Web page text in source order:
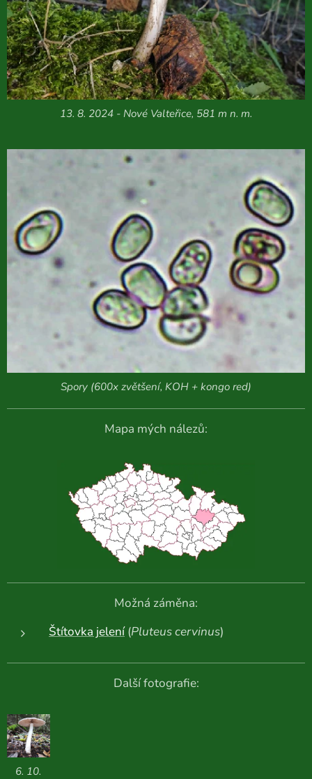
13. 8. 2024 - Nové Valteřice, 581 m n. m.
Spory (600x zvětšení, KOH + kongo red)
Mapa mých nálezů:
Možná záměna:
Štítovka jelení(Pluteus cervinus)
Další fotografie:
6. 10.